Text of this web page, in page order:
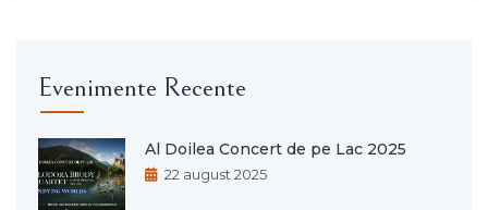
Evenimente Recente
Al Doilea Concert de pe Lac 2025
22 august 2025